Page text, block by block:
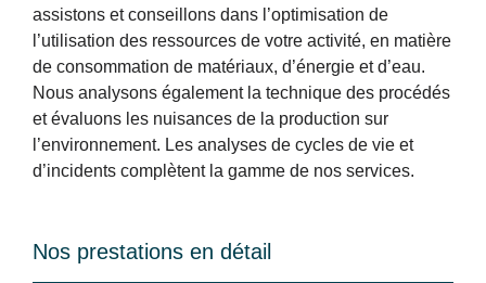
assistons et conseillons dans l’optimisation de
l’utilisation des ressources de votre activité, en matière
de consommation de matériaux, d’énergie et d’eau.
Nous analysons également la technique des procédés
et évaluons les nuisances de la production sur
l’environnement. Les analyses de cycles de vie et
d’incidents complètent la gamme de nos services.
Nos prestations en détail